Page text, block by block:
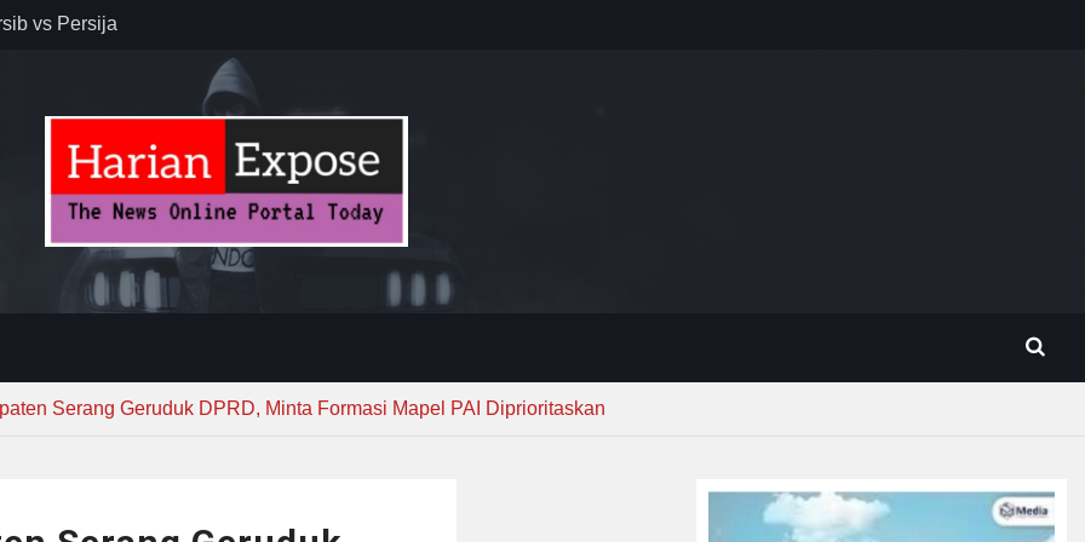
vs Persija
MUI ke
Serang Geruduk DPRD, Minta Formasi Mapel PAI Diprioritaskan